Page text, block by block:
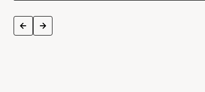
prev next